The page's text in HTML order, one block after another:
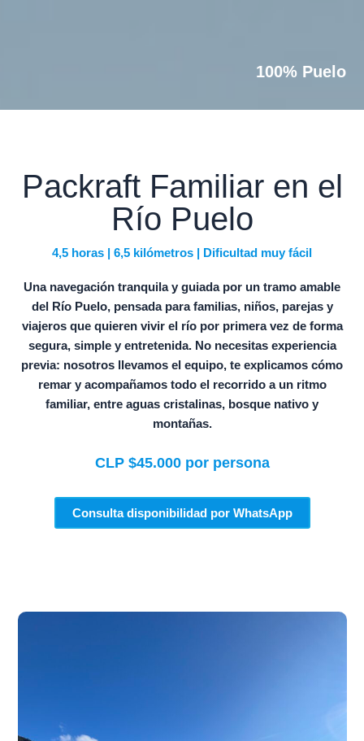
100% Puelo
Packraft Familiar en el
Río Puelo
4,5 horas | 6,5 kilómetros | Dificultad muy fácil
Una navegación tranquila y guiada por un tramo amable
del Río Puelo, pensada para familias, niños, parejas y
viajeros que quieren vivir el río por primera vez de forma
segura, simple y entretenida. No necesitas experiencia
previa: nosotros llevamos el equipo, te explicamos cómo
remar y acompañamos todo el recorrido a un ritmo
familiar, entre aguas cristalinas, bosque nativo y
montañas.
CLP $45.000 por persona
Consulta disponibilidad por WhatsApp